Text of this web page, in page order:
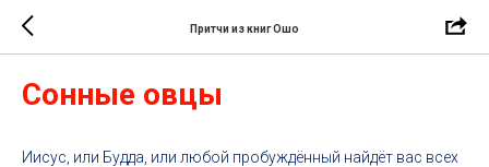
Притчи из книг Ошо
Сонные овцы
Иисус, или Будда, или любой пробуждённый найдёт вас всех